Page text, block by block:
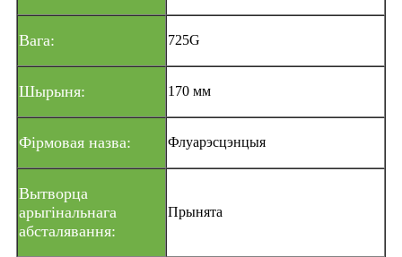
Вага: 725G
Шырыня: 170 мм
Фірмовая назва: Флуарэсцэнцыя
Вытворца
арыгінальнага
абсталявання:
Прынята